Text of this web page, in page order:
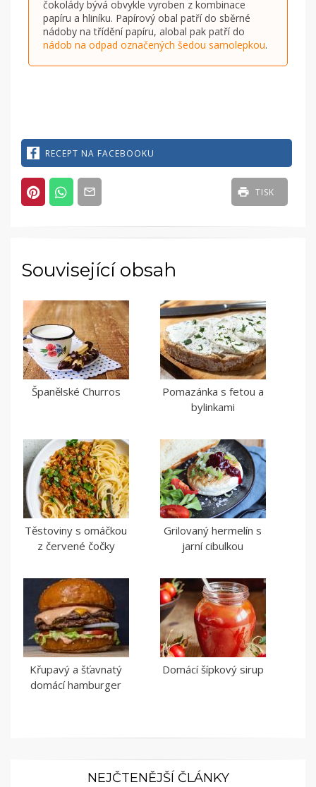
čokolády bývá obvykle vyroben z kombinace
papíru a hliníku. Papírový obal patří do sběrné
nádoby na třídění papíru, alobal pak patří do
nádob na odpad označených šedou samolepkou.
RECEPT NA FACEBOOKU
TISK
Související obsah
Španělské Churros
Pomazánka s fetou a
bylinkami
Těstoviny s omáčkou
z červené čočky
Grilovaný hermelín s
jarní cibulkou
Křupavý a šťavnatý
domácí hamburger
Domácí šípkový sirup
NEJČTENĚJŠÍ ČLÁNKY